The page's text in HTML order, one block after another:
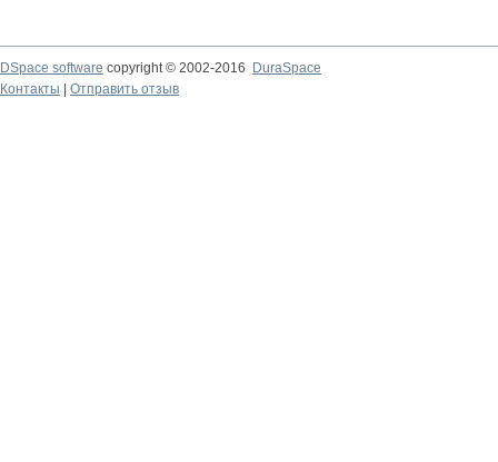
DSpace software copyright © 2002-2016
DuraSpace
Контакты
Отправить отзыв